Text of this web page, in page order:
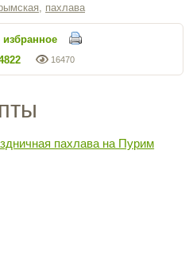
, пахлава
16470
избранное
пахлава на Пурим